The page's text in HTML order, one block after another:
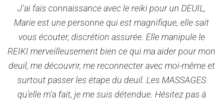
J'ai fais connaissance avec le reiki pour un DEUIL,
Marie est une personne qui est magnifique, elle sait
vous écouter, discrétion assurée. Elle manipule le
REIKI merveilleusement bien ce qui ma aider pour mon
deuil, me découvrir, me reconnecter avec moi-même et
surtout passer les étape du deuil. Les MASSAGES
qu'elle m'a fait, je me suis détendue. Hésitez pas à